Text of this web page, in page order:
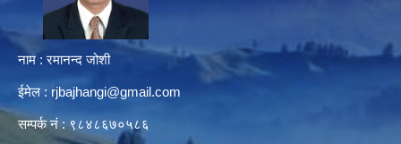
नाम : रमानन्द जोशी
ईमेल : rjbajhangi@gmail.com
सम्पर्क नं : ९८४८६७०५८६